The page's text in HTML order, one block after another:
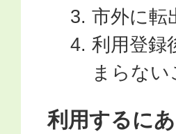
市外に転
利用登録
まらな
利用するに